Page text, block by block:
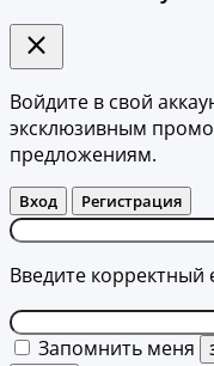
Войдите в свой
эксклюзивным
предложениям.
Вход Регистрация
Введите корректный
Запомнить меня